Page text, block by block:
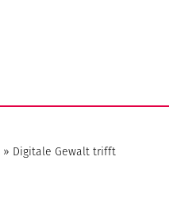
» Digitale Gewalt trifft